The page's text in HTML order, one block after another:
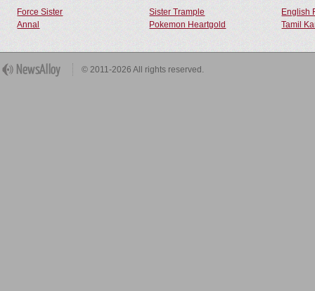
Force Sister Sister Trample
English
Annal
Pokemon Heartgold Tamil
© 2011-2026 All rights reserved.